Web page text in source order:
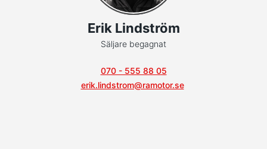
Erik Lindström
Säljare begagnat
070 - 555 88 05
erik.lindstrom@ramotor.se